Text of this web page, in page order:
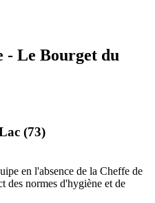
- Le Bourget du
(73)
en l'absence de la Cheffe de
des normes d'hygiène et de